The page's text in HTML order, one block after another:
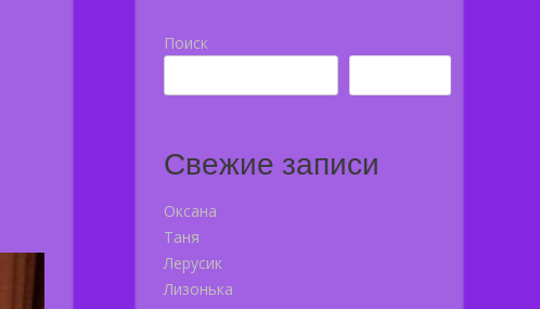
Поиск
Свежие записи
Оксана
Таня
Лерусик
Лизонька